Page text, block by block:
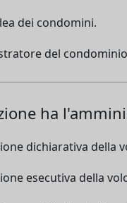
dei condomini.
del
ha
dichiarativa della
esecutiva della